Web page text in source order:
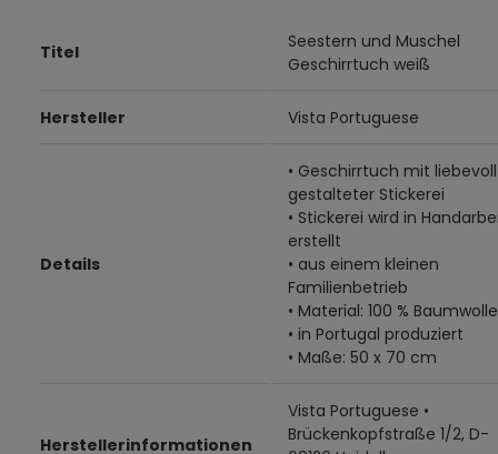
Titel
Seestern und Muschel
Geschirrtuch weiß
Hersteller Vista Portuguese
Details
• Geschirrtuch mit liebevoll
gestalteter Stickerei
• Stickerei wird in
erstellt
• aus einem kleinen
Familienbetrieb
• Material: 100 % Baumwolle
• in Portugal produziert
• Maße: 50 x 70 cm
Herstellerinformationen
Vista Portuguese •
Brückenkopfstraße 1/2, D-